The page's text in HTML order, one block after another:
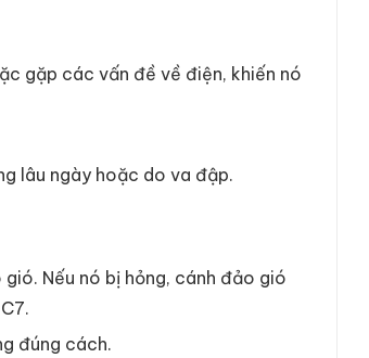
gặp các vấn đề về điện, khiến nó
lâu ngày hoặc do va đập.
Nếu nó bị hỏng, cánh đảo gió
đúng cách.